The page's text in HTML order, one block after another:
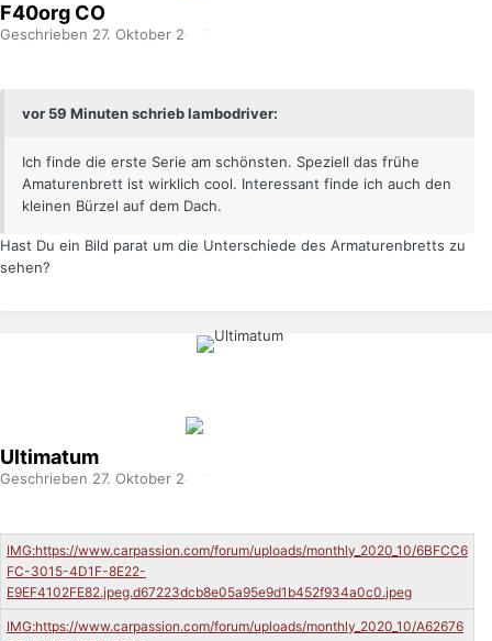
F40org CO
Geschrieben 27. Oktober 2020
vor 59 Minuten schrieb lambodriver:
Ich finde die erste Serie am schönsten. Speziell das frühe
Amaturenbrett ist wirklich cool. Interessant finde ich auch den
kleinen Bürzel auf dem Dach.
Hast Du ein Bild parat um die Unterschiede des Armaturenbretts zu
sehen?
Ultimatum
Geschrieben 27. Oktober 2020